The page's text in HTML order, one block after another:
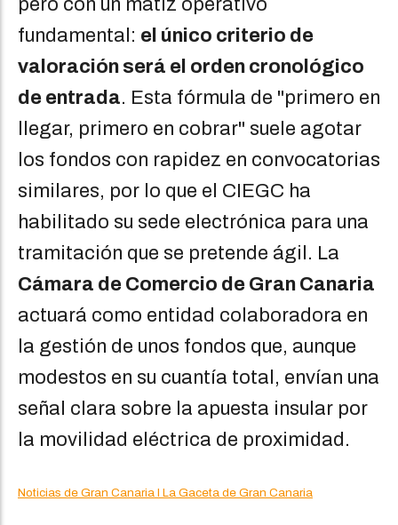
pero con un matiz operativo
fundamental: el único criterio de
valoración será el orden cronológico
de entrada. Esta fórmula de "primero en
llegar, primero en cobrar" suele agotar
los fondos con rapidez en convocatorias
similares, por lo que el CIEGC ha
habilitado su sede electrónica para una
tramitación que se pretende ágil. La
Cámara de Comercio de Gran Canaria
actuará como entidad colaboradora en
la gestión de unos fondos que, aunque
modestos en su cuantía total, envían una
señal clara sobre la apuesta insular por
la movilidad eléctrica de proximidad.
Noticias de Gran Canaria I La Gaceta de Gran Canaria